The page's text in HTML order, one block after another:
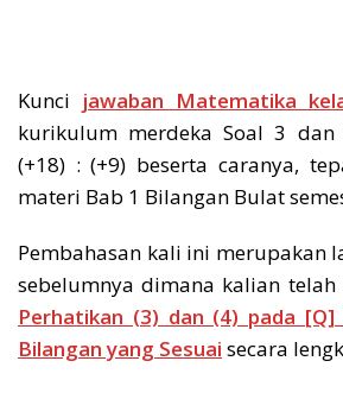
Kunci jawaban Matematika
kurikulum merdeka Soal 3
(+18) : (+9) beserta caranya,
materi Bab 1 Bilangan Bulat
Pembahasan kali ini merupakan
sebelumnya dimana kalian telah
Perhatikan (3) dan (4) pada
Bilangan yang Sesuai secara